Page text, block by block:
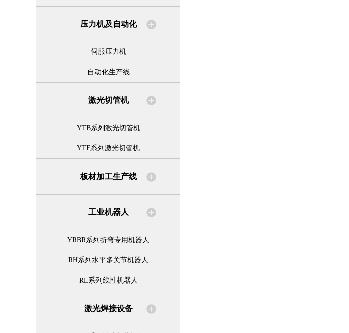
压力机及自动化
伺服压力机
自动化生产线
激光切管机
YTB系列激光切管机
YTF系列激光切管机
板材加工生产线
工业机器人
YRBR系列折弯专用机器人
RH系列水平多关节机器人
RL系列线性机器人
激光焊接设备